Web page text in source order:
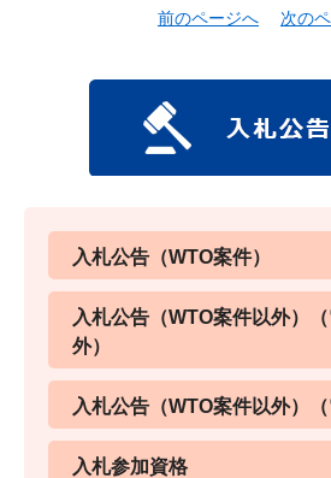
前のページへ 次の
入札公告（WTO案件）
入札公告（WTO案件以外）
外）
入札公告（WTO案件以外）（
入札参加資格